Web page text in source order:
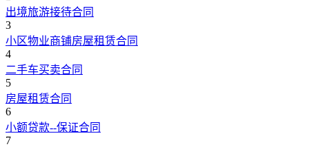
出境旅游接待合同
3
小区物业商铺房屋租赁合同
4
二手车买卖合同
5
房屋租赁合同
6
小额贷款--保证合同
7